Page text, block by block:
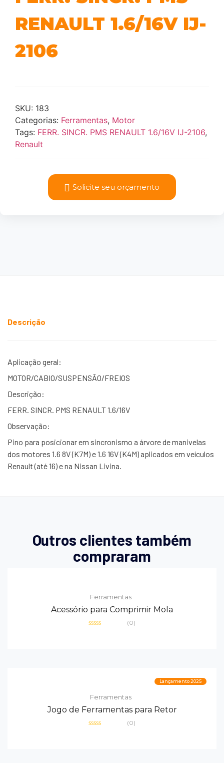
RENAULT 1.6/16V IJ-
2106
SKU: 183
Categorias: Ferramentas, Motor
Tags: FERR. SINCR. PMS RENAULT 1.6/16V IJ-2106,
Renault
Solicite seu orçamento
Descrição
Aplicação geral:
MOTOR/CABIO/SUSPENSÃO/FREIOS
Descrição:
FERR. SINCR. PMS RENAULT 1.6/16V
Observação:
Pino para posicionar em sincronismo a árvore de manivelas
dos motores 1.6 8V (K7M) e 1.6 16V (K4M) aplicados em veículos
Renault (até 16) e na Nissan Livina.
Outros clientes também
compraram
Ferramentas
Acessório para Comprimir Mola
(0)
Lançamento 2025
Ferramentas
Jogo de Ferramentas para Retor
(0)